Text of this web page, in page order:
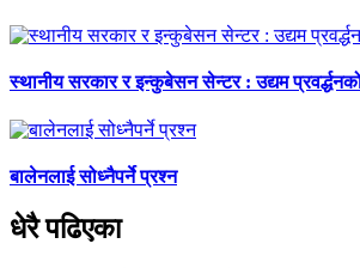
स्थानीय सरकार र इन्कुबेसन सेन्टर : उद्यम
बालेनलाई सोध्नैपर्ने प्रश्न
धेरै पढिएका